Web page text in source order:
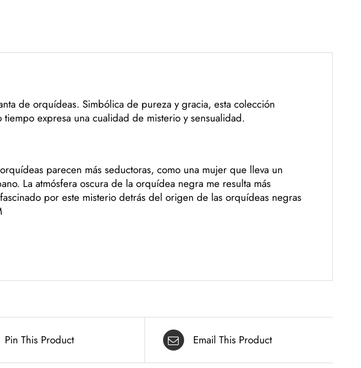
de orquídeas. Simbólica de pureza y gracia, esta colección
expresa una cualidad de misterio y sensualidad.
parecen más seductoras, como una mujer que lleva un
La atmósfera oscura de la orquídea negra me resulta más
por este misterio detrás del origen de las orquídeas negras
Pin This Product Email This Product